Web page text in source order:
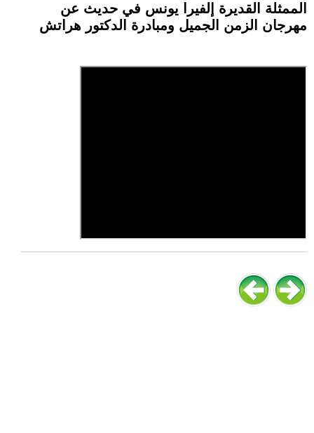
الممثلة القديرة إلفيرا يونس في حديث عن
مهرجان الزمن الجميل ومبادرة الدكتور هراتش